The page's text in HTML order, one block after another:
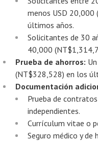
menos USD 20,000
últimos años.
Solicitantes de 30
40,000
Prueba de ahorros:
(NT$328,528) en los
Documentación
Prueba de
independientes.
Currículum vitae o
Seguro médico y